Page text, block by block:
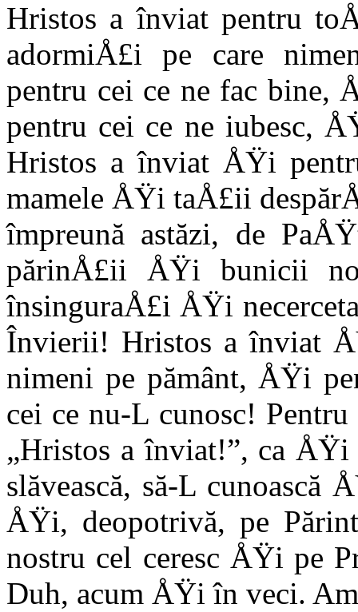
Hristos a înviat pentru
adormiÅ£i pe care
pentru cei ce ne fac bine,
pen­tru cei ce ne iubesc,
Hristos a înviat ÅŸi
mamele ÅŸi taÅ£ii
împreună astăzi, de
părinÅ£ii ÅŸi bunicii
însinguraÅ£i ÅŸi
Învierii! Hristos a învi­at
nimeni pe pământ, ÅŸi
cei ce nu-L cunosc!
„Hristos a învi­at!”, ca
slăvească, să-L cunoască
ÅŸi, deopotrivă, pe
nostru cel ceresc ÅŸi pe
Duh, acum ÅŸi în veci.